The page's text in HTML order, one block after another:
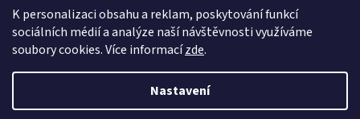
K personalizaci obsahu a reklam, poskytování funkcí
sociálních médií a analýze naší návštěvnosti využíváme
soubory cookies. Více informacízde.
Nastavení
Eminite.cz